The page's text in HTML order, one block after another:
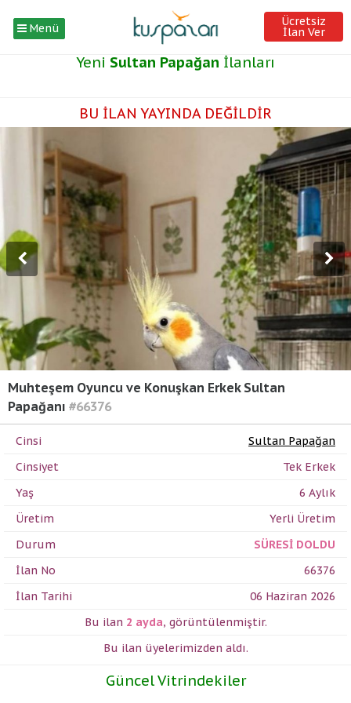
Menü Ücretsiz
İlan Ver
Yeni Sultan Papağan İlanları
BU İLAN YAYINDA DEĞİLDİR
Muhteşem Oyuncu ve Konuşkan Erkek Sultan
Papağanı #66376
Cinsi
Sultan Papağan
Cinsiyet
Tek Erkek
Yaş
6 Aylık
Üretim
Yerli Üretim
Durum
SÜRESİ DOLDU
İlan No
66376
İlan Tarihi
06 Haziran 2026
Bu ilan 2 ayda, görüntülenmiştir.
Bu ilan üyelerimizden aldı.
Güncel Vitrindekiler